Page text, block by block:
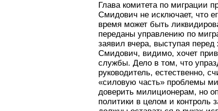
Глава комитета по миграции
Смидович не исключает, что
время может быть
переданы управлению по
заявил вчера, выступая
Смидович, видимо, хочет
службы. Дело в том, что
руководитель, естественно,
«силовую часть» проблемы
доверить милиционерам, но
политики в целом и контроль